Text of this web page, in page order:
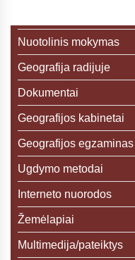
Nuotolinis mokymas
Geografija radijuje
Dokumentai
Geografijos kabinetai
Geografijos egzaminas
Ugdymo metodai
Interneto nuorodos
Žemėlapiai
Multimedija/pateiktys